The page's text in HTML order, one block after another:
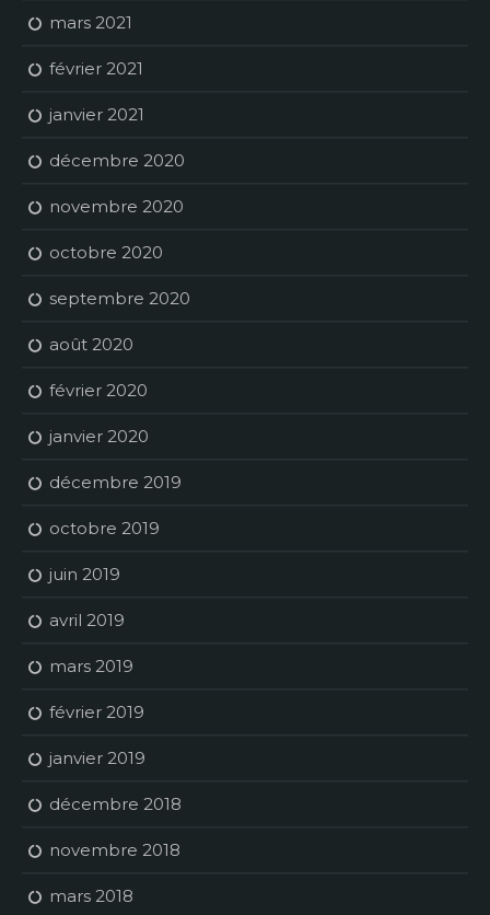
mars 2021
février 2021
janvier 2021
décembre 2020
novembre 2020
octobre 2020
septembre 2020
août 2020
février 2020
janvier 2020
décembre 2019
octobre 2019
juin 2019
avril 2019
mars 2019
février 2019
janvier 2019
décembre 2018
novembre 2018
mars 2018